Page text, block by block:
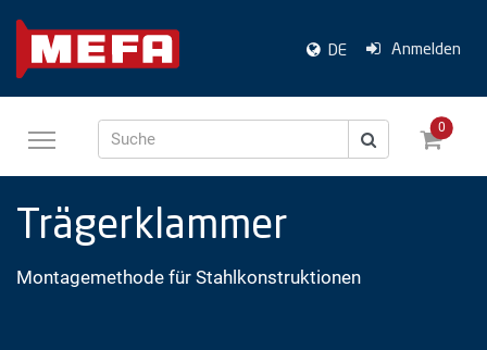
DE Anmelden
Suche
0
Trägerklammer
Montagemethode für Stahlkonstruktionen